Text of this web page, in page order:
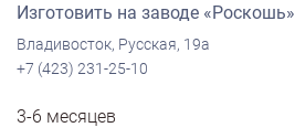
Изготовить на заводе «Роскошь»
Владивосток, Русская, 19а
+7 (423) 231-25-10
3-6 месяцев